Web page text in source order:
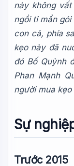
này không
ngồi tỉ mẩn
con cả, phía
kẹo này đã
đó Bố Quỳnh
Phan Mạnh
người mua
Sự
Trước 2015
Wiki